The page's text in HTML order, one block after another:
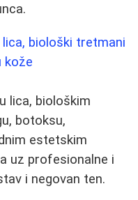
biološki tretmani
kože
lica, biološkim
botoksu,
estetskim
uz profesionalne i
i negovan ten.